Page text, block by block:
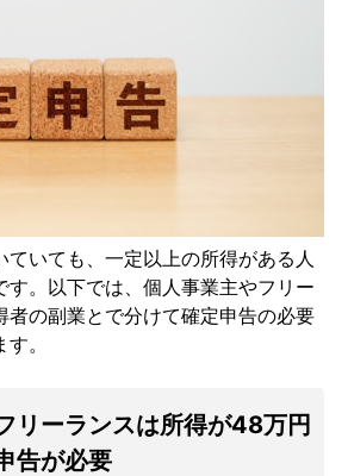
いても、一定以上の所得がある人
す。以下では、個人事業主やフリー
者の副業とで分けて確定申告の必要
。
リーランスは所得が48万円
告が必要